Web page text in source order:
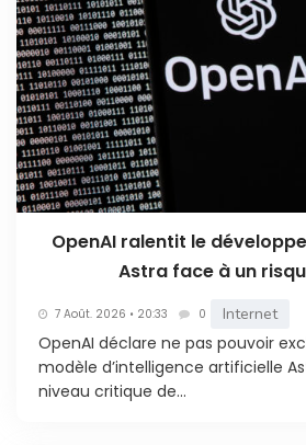
OpenAI ralentit le
Astra face à un
7 Août. 2026 • 20:33 0 Internet
OpenAI déclare ne pas pouvoir
modèle d’intelligence artificielle
niveau critique de...